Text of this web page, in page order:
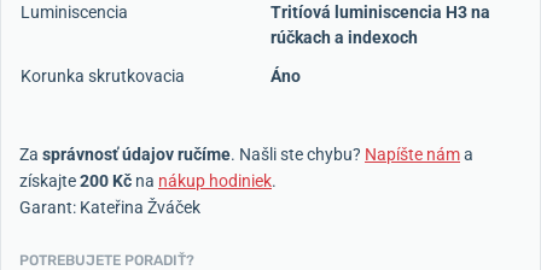
Luminiscencia
Tritíová luminiscencia H3 na
rúčkach a indexoch
Korunka skrutkovacia
Áno
Za správnosť údajov ručíme. Našli ste chybu? Napíšte náma
získajte200 Kč na nákup hodiniek.
Garant: Kateřina Žváček
POTREBUJETE PORADIŤ?